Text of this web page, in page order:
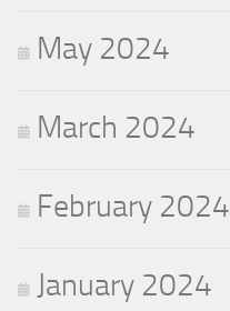
May 2024
March 2024
February 2024
January 2024